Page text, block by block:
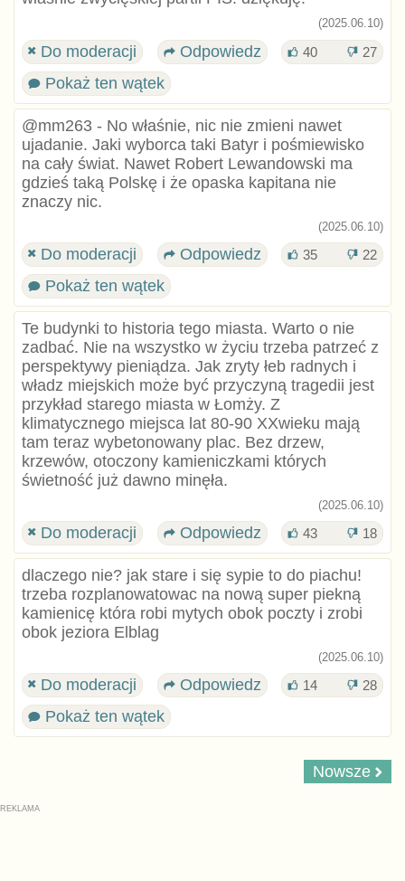
(2025.06.10)
Do moderacji Odpowiedz 40 27
Pokaż ten wątek
@mm263 - No właśnie, nic nie zmieni nawet
ujadanie. Jaki wyborca taki Batyr i pośmiewisko
na cały świat. Nawet Robert Lewandowski ma
gdzieś taką Polskę i że opaska kapitana nie
znaczy nic.
(2025.06.10)
Do moderacji Odpowiedz 35 22
Pokaż ten wątek
Te budynki to historia tego miasta. Warto o nie
zadbać. Nie na wszystko w życiu trzeba patrzeć z
perspektywy pieniądza. Jak zryty łeb radnych i
władz miejskich może być przyczyną tragedii jest
przykład starego miasta w Łomży. Z
klimatycznego miejsca lat 80-90 XXwieku mają
tam teraz wybetonowany plac. Bez drzew,
krzewów, otoczony kamieniczkami których
świetność już dawno minęła.
(2025.06.10)
Do moderacji Odpowiedz 43 18
dlaczego nie? jak stare i się sypie to do piachu!
trzeba rozplanowatowac na nową super piekną
kamienicę która robi mytych obok poczty i zrobi
obok jeziora Elblag
(2025.06.10)
Do moderacji Odpowiedz 14 28
Pokaż ten wątek
Nowsze